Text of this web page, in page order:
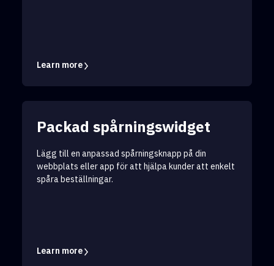
Learn more
Packad spårningswidget
Lägg till en anpassad spårningsknapp på din
webbplats eller app för att hjälpa kunder att enkelt
spåra beställningar.
Learn more